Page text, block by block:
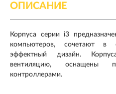
ОПИСАНИЕ
Корпуса серии i3
компьютеров, сочетают в
эффектный дизайн.
вентиляцию, оснащены
контроллерами.